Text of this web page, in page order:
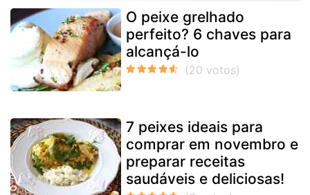
O peixe grelhado
perfeito? 6 chaves para
alcançá-lo
7 peixes ideais para
comprar em novembro e
preparar receitas
saudáveis e deliciosas!